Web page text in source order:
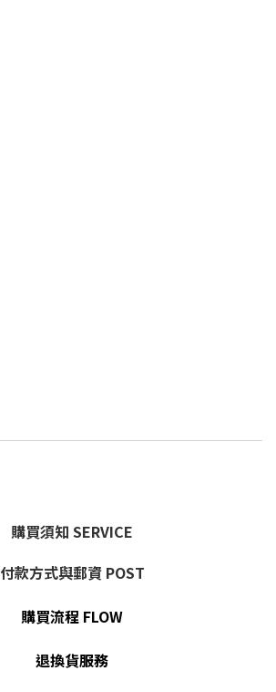
購買須知 SERVICE
付款方式與郵資 POST
購買流程 FLOW
退換貨服務